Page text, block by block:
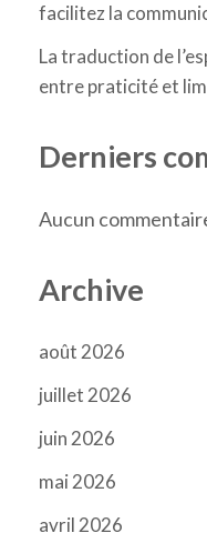
facilitez la
La traduction de
entre praticité et
Derniers
Aucun
Archive
août 2026
juillet 2026
juin 2026
mai 2026
avril 2026